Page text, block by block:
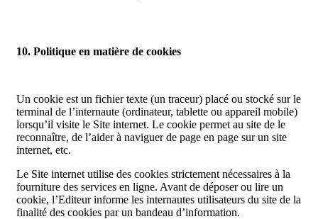
10. Politique en matière de cookies
Un cookie est un fichier texte (un traceur) placé ou stocké sur le
terminal de l’internaute (ordinateur, tablette ou appareil mobile)
lorsqu’il visite le Site internet. Le cookie permet au site de le
reconnaître, de l’aider à naviguer de page en page sur un site
internet, etc.
Le Site internet utilise des cookies strictement nécessaires à la
fourniture des services en ligne. Avant de déposer ou lire un
cookie, l’Editeur informe les internautes utilisateurs du site de la
finalité des cookies par un bandeau d’information.